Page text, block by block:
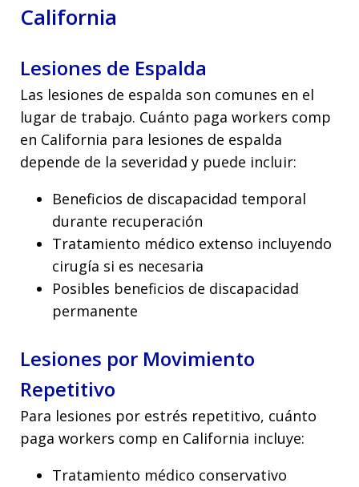
California
Lesiones de Espalda
Las lesiones de espalda son comunes en el
lugar de trabajo. Cuánto paga workers comp
en California para lesiones de espalda
depende de la severidad y puede incluir:
Beneficios de discapacidad temporal
durante recuperación
Tratamiento médico extenso incluyendo
cirugía si es necesaria
Posibles beneficios de discapacidad
permanente
Lesiones por Movimiento
Repetitivo
Para lesiones por estrés repetitivo, cuánto
paga workers comp en California incluye:
Tratamiento médico conservativo